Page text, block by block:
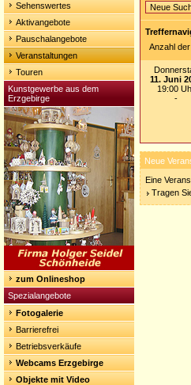
Sehenswertes
Aktivangebote
Pauschalangebote
Veranstaltungen
Touren
Kunstgewerbe aus dem
Erzgebirge
zum Onlineshop
Spezialangebote
Fotogalerie
Barrierefrei
Betriebsverkäufe
Webcams Erzgebirge
Objekte mit Video
Neue
Anzahl
11. Juni
19:00
-
Neue
Eine
Tragen